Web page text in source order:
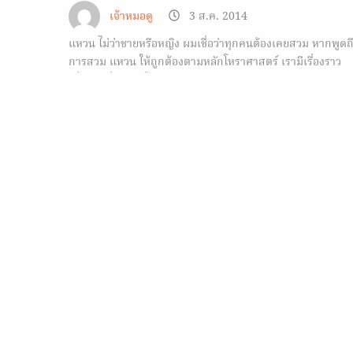
เจ้าหมอดู
3 ส.ค. 2014
แหวน ไม่ว่าชายหรือหญิง ผมเชื่อว่าทุกคนต้องเคยสวม หากพูด
การสวม แหวน ให้ถูกต้องตามหลักโหราศาสตร์ เรามีเรื่องราว